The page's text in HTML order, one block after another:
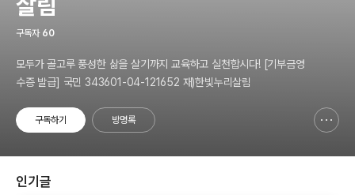
구독자 60
모두가 골고루 풍성한 삶을 살기까지 교육하고 실천합시다! [기부금영
수증 발급] 국민 343601-04-121652 재)한빛누리살림
구독하기 방명록
인기글